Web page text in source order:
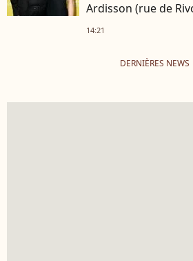
Ardisson (rue de
14:21
DERNIÈRES NEWS